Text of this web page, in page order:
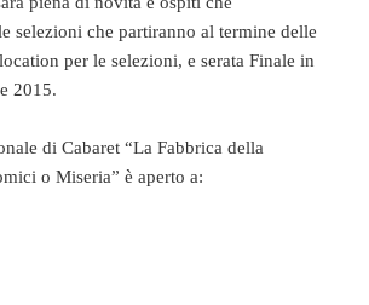
selezioni che partiranno al termine delle
per le selezioni, e serata Finale in
2015.
di Cabaret “La Fabbrica della
o Miseria” è aperto a: